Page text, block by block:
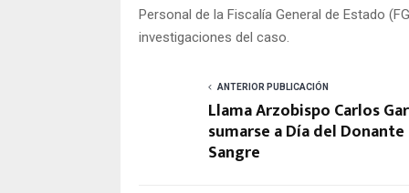
Personal de la Fiscalía General de Estado
investigaciones del caso.
ANTERIOR PUBLICACIÓN
Llama Arzobispo Carlos
sumarse a Día del
Sangre